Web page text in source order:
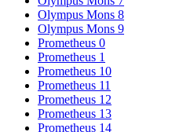
Olympus Mons 8
Olympus Mons 9
Prometheus 0
Prometheus 1
Prometheus 10
Prometheus 11
Prometheus 12
Prometheus 13
Prometheus 14